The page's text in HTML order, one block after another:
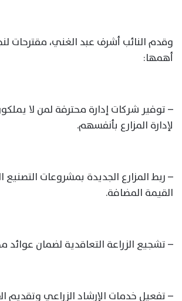
وقدم النائب أشرف عبد الغني، مقترحات
أهمها:
– توفير شركات إدارة محترفة لمن لا
لإدارة المزارع بأنفسهم.
– ربط المزارع الجديدة بمشروعات التصنيع
القيمة المضافة.
– تشجيع الزراعة التعاقدية لضمان عوائد
– تفعيل خدمات الإرشاد الزراعي وتقديم